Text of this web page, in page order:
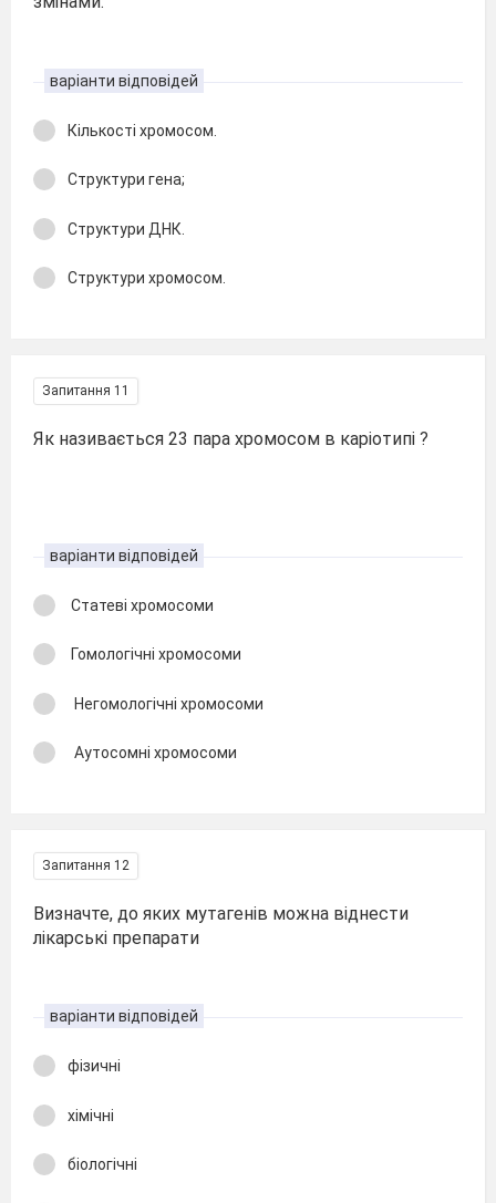
варіанти відповідей
Кількості хромосом.
Структури гена;
Структури ДНК.
Структури хромосом.
Запитання 11
Як називається 23 пара хромосом в каріотипі ?
варіанти відповідей
Статеві хромосоми
Гомологічні хромосоми
Негомологічні хромосоми
Аутосомні хромосоми
Запитання 12
Визначте, до яких мутагенів можна віднести
лікарські препарати
варіанти відповідей
фізичні
хімічні
біологічні